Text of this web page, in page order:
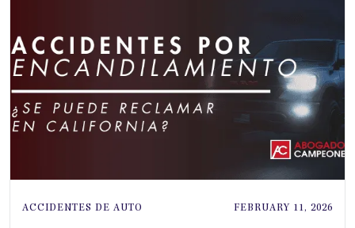
ACCIDENTES DE AUTO FEBRUARY 11, 2026